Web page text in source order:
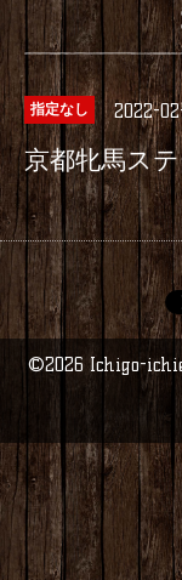
指定なし 2022-
京都牝馬ス
©2026 Ichigo-